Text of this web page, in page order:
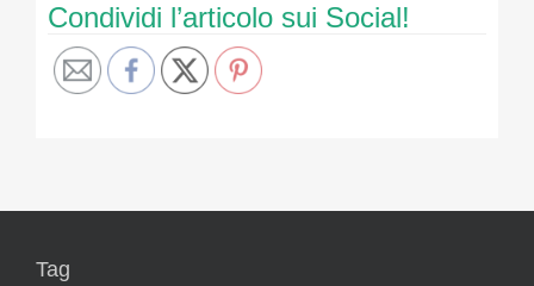
Condividi l’articolo sui Social!
Tag